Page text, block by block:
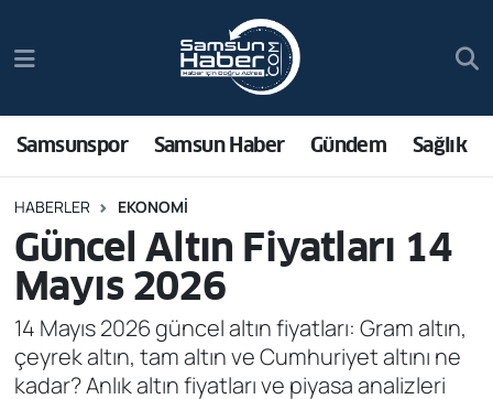
Samsunspor Samsun Haber Gündem Sağlık
HABERLER EKONOMI
Güncel Altın Fiyatları 14
Mayıs 2026
14 Mayıs 2026 güncel altın fiyatları: Gram altın,
çeyrek altın, tam altın ve Cumhuriyet altını ne
kadar? Anlık altın fiyatları ve piyasa analizleri
Samsun Haber
Sağlık
Asayiş
Bilim ve Teknoloji
Bölge
Trafik Durumu
Süper Lig Puan Durumu ve Fikstür
Tüm Manşetler
Son Dakika Haberleri
Haber Arşivi